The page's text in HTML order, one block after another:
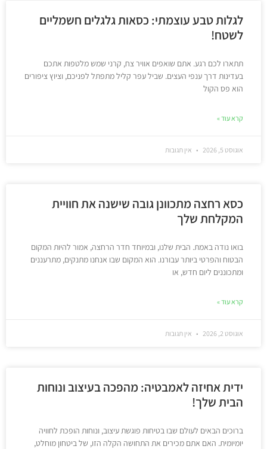
לגלות טבע עוצמתי: כסאות גלגלים חשמליים
לשטח!
תתארו לכם רגע. אתם שואפים אוויר צח, קרני שמש מלטפות אתכם
בעדינות דרך ענפי העצים. שביל עפר קליל מתפתל לפניכם, וציוץ ציפורים
הוא פס הקול
קרא עוד »
אוגוסט 5, 2026 אין תגובות
כסא רחצה מתכוונן גובה שישנה את חוויית
המקלחת שלך
בואו נודה באמת. הבית שלנו, ובמיוחד חדר הרחצה, אמור להיות המקום
הבטוח והפרטי ביותר עבורנו. הוא המקום שבו אנחנו מתנקים, מתרעננים
ומתכוננים ליום חדש, או
קרא עוד »
אוגוסט 2, 2026 אין תגובות
ידית אחיזה לאמבטיה: מהפכה בעיצוב ונוחות
הבית שלך!
ברוכים הבאים לעולם שבו בטיחות פוגשת עיצוב, ונוחות הופכת לחוויה
יומיומית. האם אתם מכירים את התחושה הקלה הזו, של ביטחון מוחלט,